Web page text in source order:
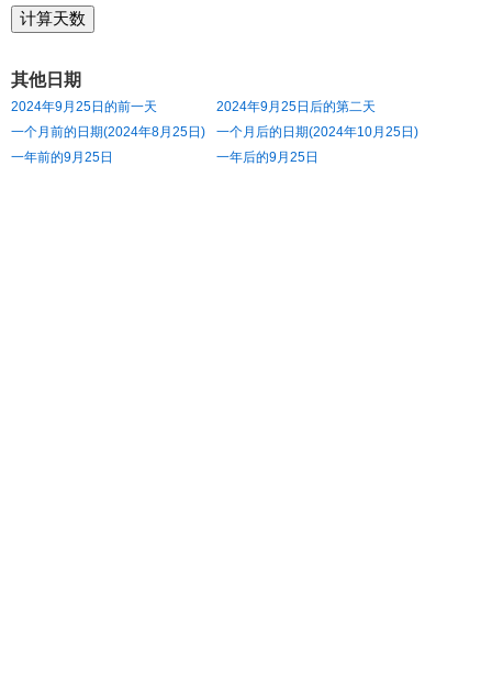
其他日期
2024年9月25日的前一天
2024年9月25日后的第二天
一个月前的日期(2024年8月25日)
一个月后的日期(2024年10月25日)
一年前的9月25日
一年后的9月25日